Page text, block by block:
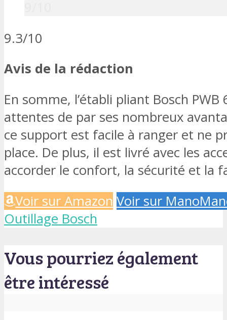
9.3/10
Avis de la rédaction
En somme, l’établi pliant Bosch
attentes de par ses nombreux
ce support est facile à ranger et ne
place. De plus, il est livré avec les
accorder le confort, la sécurité et la
Voir sur Amazon Voir sur
Outillage Bosch
Vous pourriez également
être intéressé